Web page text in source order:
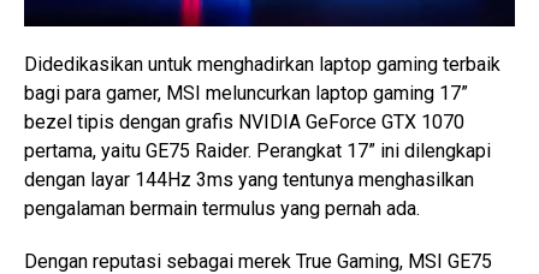
Didedikasikan untuk menghadirkan laptop gaming terbaik
bagi para gamer, MSI meluncurkan laptop gaming 17”
bezel tipis dengan grafis NVIDIA GeForce GTX 1070
pertama, yaitu GE75 Raider. Perangkat 17” ini dilengkapi
dengan layar 144Hz 3ms yang tentunya menghasilkan
pengalaman bermain termulus yang pernah ada.
Dengan reputasi sebagai merek True Gaming, MSI GE75